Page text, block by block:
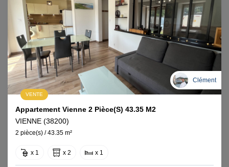
Clément
VENTE
Appartement Vienne 2 Pièce(s) 43.35 M2
VIENNE (38200)
2 pièce(s) / 43.35 m²
x 1 x 2 x 1